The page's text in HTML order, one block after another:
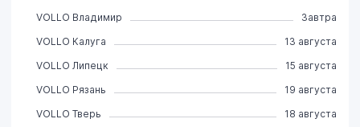
VOLLO Владимир
Завтра
VOLLO Калуга
13 августа
VOLLO Липецк
15 августа
VOLLO Рязань
19 августа
VOLLO Тверь
18 августа